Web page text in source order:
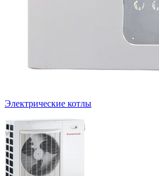
Электрические котлы